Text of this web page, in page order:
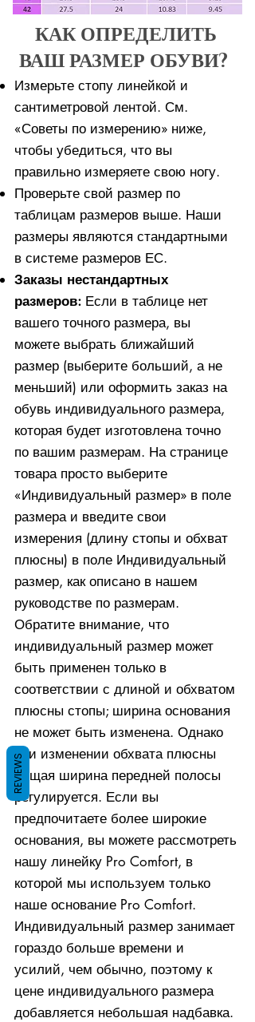
КАК ОПРЕДЕЛИТЬ
ВАШ РАЗМЕР ОБУВИ?
Измерьте стопу линейкой и
сантиметровой лентой. См.
«Советы по измерению» ниже,
чтобы убедиться, что вы
правильно измеряете свою ногу. ​​
Проверьте свой размер по
таблицам размеров выше. Наши
размеры являются стандартными
в системе размеров ЕС.
Заказы нестандартных
размеров: Если в таблице нет
вашего точного размера, вы
можете выбрать ближайший
размер (выберите больший, а не
меньший) или оформить заказ на
обувь индивидуального размера,
которая будет изготовлена ​​точно
по вашим размерам. На странице
товара просто выберите
«Индивидуальный размер» в поле
размера и введите свои
измерения (длину стопы и обхват
плюсны) в поле Индивидуальный
размер, как описано в нашем
руководстве по размерам.
Обратите внимание, что
индивидуальный размер может
быть применен только в
соответствии с длиной и обхватом
плюсны стопы; ширина основания
не может быть изменена. Однако
при изменении обхвата плюсны
общая ширина передней полосы
регулируется. Если вы
предпочитаете более широкие
основания, вы можете рассмотреть
нашу линейку Pro Comfort, в
которой мы используем только
наше основание Pro Comfort.
Индивидуальный размер занимает
гораздо больше времени и
усилий, чем обычно, поэтому к
цене индивидуального размера
добавляется небольшая надбавка.
REVIEWS